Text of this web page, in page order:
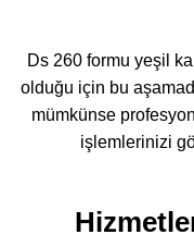
Ds 260 formu yeşil
olduğu için bu
mümkünse
işlemlerinizi